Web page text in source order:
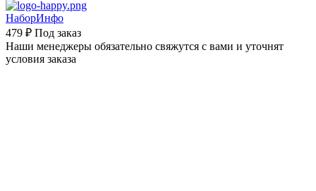
НаборИнфо
479 ₽ Под заказ
Наши менеджеры обязательно свяжутся с вами и уточнят
условия заказа